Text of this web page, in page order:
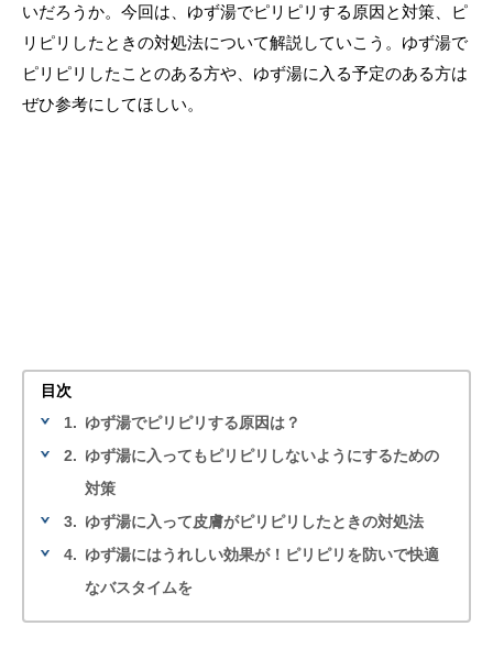
いだろうか。今回は、ゆず湯でピリピリする原因と対策、ピ
リピリしたときの対処法について解説していこう。ゆず湯で
ピリピリしたことのある方や、ゆず湯に入る予定のある方は
ぜひ参考にしてほしい。
目次
1. ゆず湯でピリピリする原因は？
2. ゆず湯に入ってもピリピリしないようにするための
対策
3. ゆず湯に入って皮膚がピリピリしたときの対処法
4. ゆず湯にはうれしい効果が！ピリピリを防いで快適
なバスタイムを